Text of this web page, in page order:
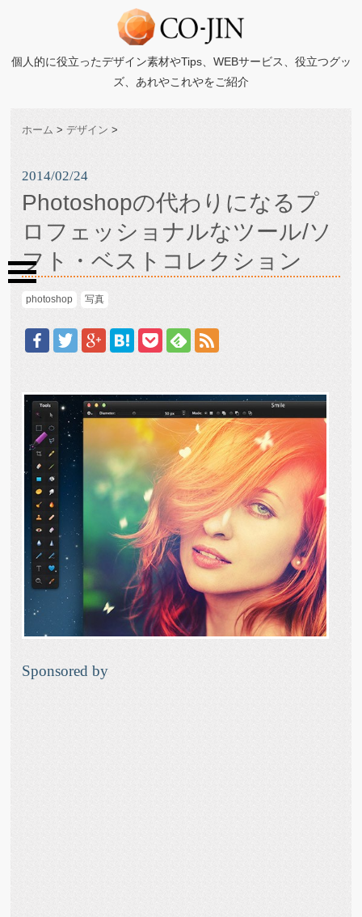
個人的に役立ったデザイン素材やTips、WEBサービス、役立つグッ
ズ、あれやこれやをご紹介
ホーム > デザイン >
2014/02/24
Photoshopの代わりになるプ
ロフェッショナルなツール/ソ
フト・ベストコレクション
photoshop 写真
Sponsored by